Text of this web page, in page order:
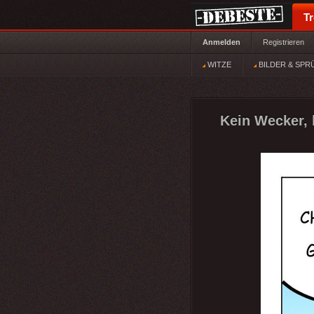
Anmelden Registrieren
WITZE BILDER &
Kein Wecker,